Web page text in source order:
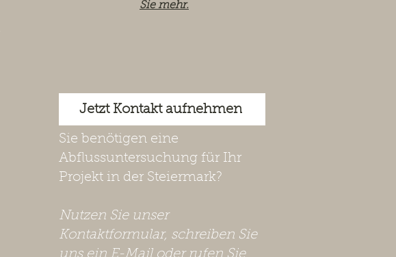
Sie mehr.
Jetzt Kontakt aufnehmen
Sie benötigen eine
Abflussuntersuchung für Ihr
Projekt in der Steiermark?
​Nutzen Sie unser
Kontaktformular, schreiben Sie
uns ein E-Mail oder rufen Sie